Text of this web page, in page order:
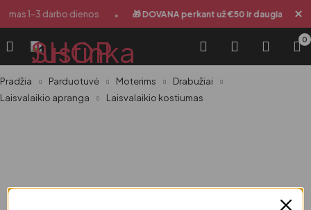
1-3 darbo dienos • 🎁 DOVANA perkant už €50 ir daugiau •
0
Pradžia Parduotuvė Moterims
Drabužiai
Laisvalaikio apranga
Laisvalaikio kostiumas